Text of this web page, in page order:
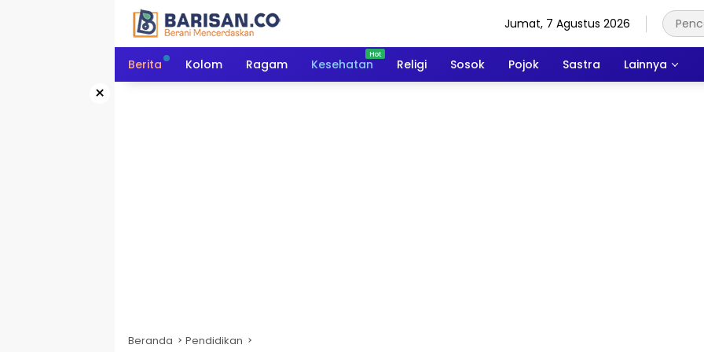
Jumat, 7 Agustus 2026
Berita Kolom Ragam Kesehatan Religi Sosok Pojok Sastra Lainnya
×
Beranda Pendidikan